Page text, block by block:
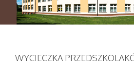
WYCIECZKA